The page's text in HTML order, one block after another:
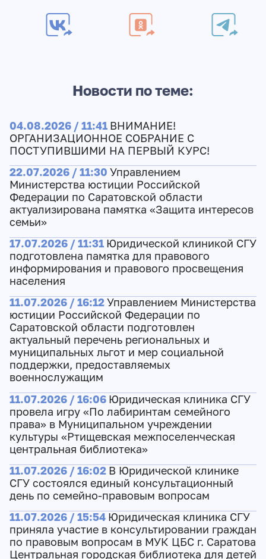
Новости по теме:
04.08.2026 / 11:41 ВНИМАНИЕ!
ОРГАНИЗАЦИОННОЕ СОБРАНИЕ С
ПОСТУПИВШИМИ НА ПЕРВЫЙ КУРС!
22.07.2026 / 11:30 Управлением
Министерства юстиции Российской
Федерации по Саратовской области
актуализирована памятка «Защита интересов
семьи»
17.07.2026 / 11:31 Юридической клиникой СГУ
подготовлена памятка для правового
информирования и правового просвещения
населения
11.07.2026 / 16:12Управлением Министерства
юстиции Российской Федерации по
Саратовской области подготовлен
актуальный перечень региональных и
муниципальных льгот и мер социальной
поддержки, предоставляемых
военнослужащим
11.07.2026 / 16:06 Юридическая клиника СГУ
провела игру «По лабиринтам семейного
права» в Муниципальном учреждении
культуры «Ртищевская межпоселенческая
центральная библиотека»
11.07.2026 / 16:02 В Юридической клинике
СГУ состоялся единый консультационный
день по семейно-правовым вопросам
11.07.2026 / 15:54 Юридическая клиника СГУ
приняла участие в консультировании граждан
по правовым вопросам в МУК ЦБС г. Саратова
Центральная городская библиотека для детей